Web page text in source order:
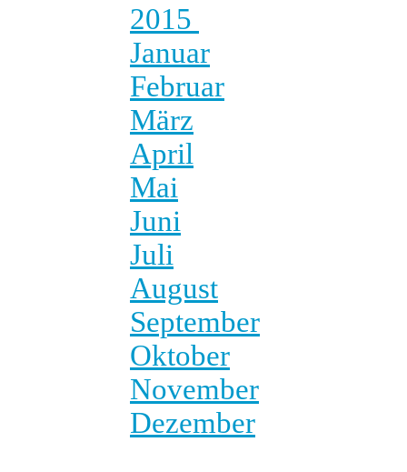
2015
Januar
Februar
März
April
Mai
Juni
Juli
August
September
Oktober
November
Dezember